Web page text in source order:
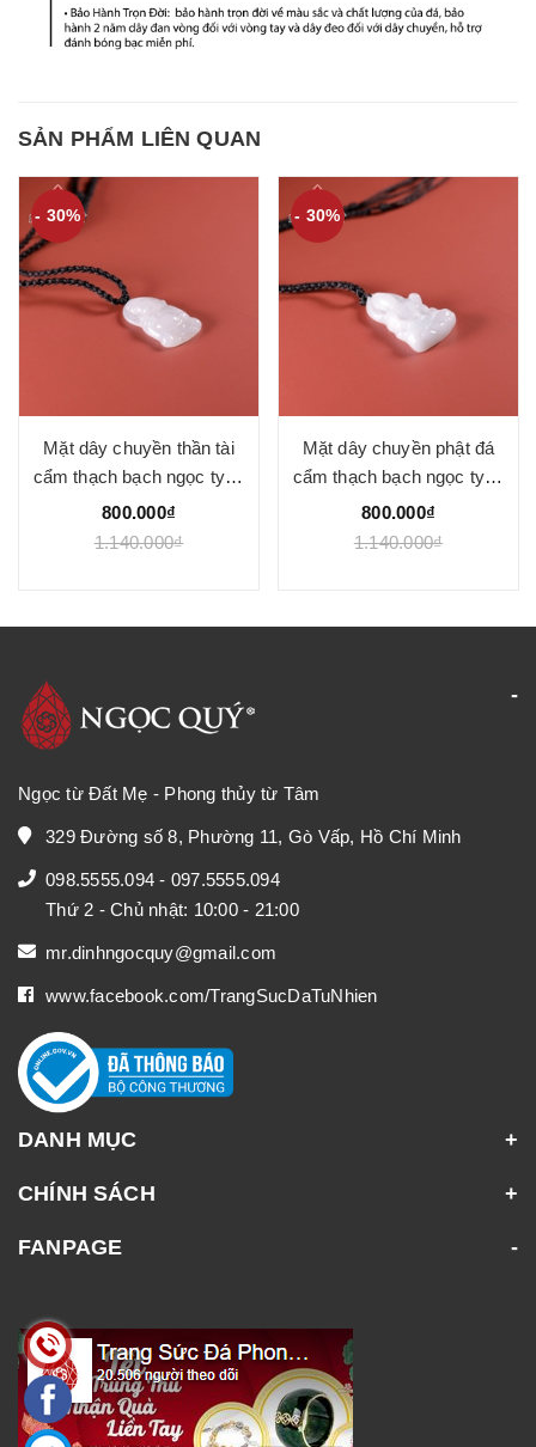
SẢN PHẨM LIÊN QUAN
- 30%
Mặt dây chuyền thần tài
cẩm thạch bạch ngọc type
A
800.000₫
1.140.000₫
- 30%
Mặt dây chuyền phật đá
cẩm thạch bạch ngọc type
A
800.000₫
1.140.000₫
Ngọc từ Đất Mẹ - Phong thủy từ Tâm
329 Đường số 8, Phường 11, Gò Vấp, Hồ Chí Minh
098.5555.094 - 097.5555.094
Thứ 2 - Chủ nhật: 10:00 - 21:00
mr.dinhngocquy@gmail.com
www.facebook.com/TrangSucDaTuNhien
DANH MỤC
CHÍNH SÁCH
FANPAGE